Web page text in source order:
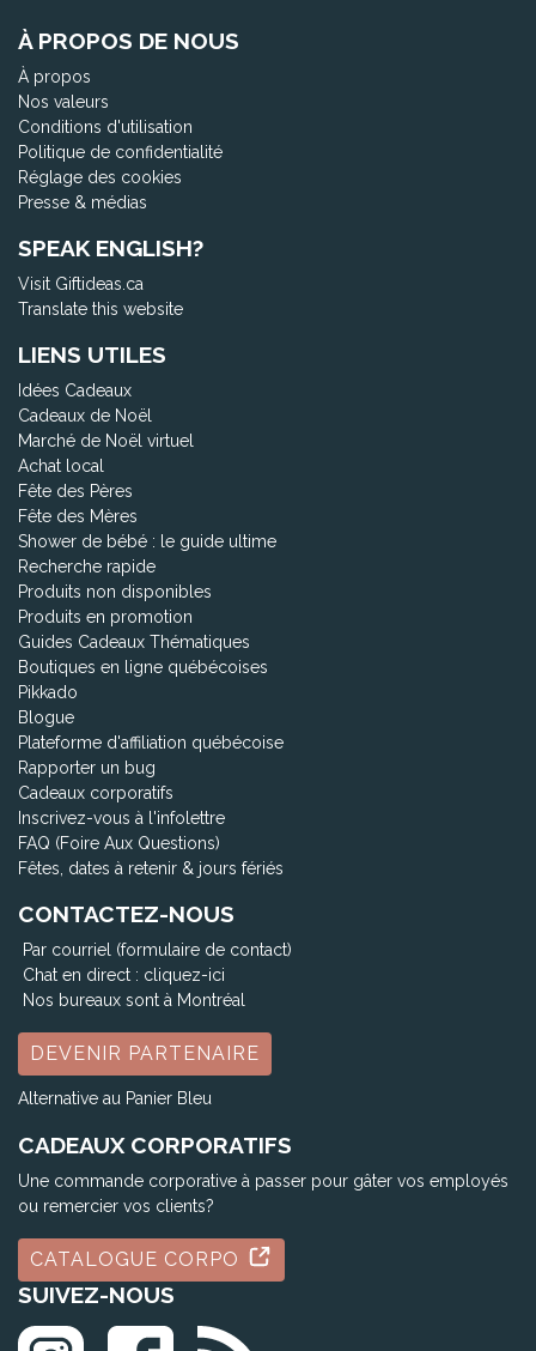
À PROPOS DE NOUS
À propos
Nos valeurs
Conditions d'utilisation
Politique de confidentialité
Réglage des cookies
Presse & médias
SPEAK ENGLISH?
Visit Giftideas.ca
Translate this website
LIENS UTILES
Idées Cadeaux
Cadeaux de Noël
Marché de Noël virtuel
Achat local
Fête des Pères
Fête des Mères
Shower de bébé : le guide ultime
Recherche rapide
Produits non disponibles
Produits en promotion
Guides Cadeaux Thématiques
Boutiques en ligne québécoises
Pikkado
Blogue
Plateforme d'affiliation québécoise
Rapporter un bug
Cadeaux corporatifs
Inscrivez-vous à l'infolettre
FAQ (Foire Aux Questions)
Fêtes, dates à retenir & jours fériés
CONTACTEZ-NOUS
Par courriel (formulaire de contact)
Chat en direct : cliquez-ici
Nos bureaux sont à Montréal
DEVENIR PARTENAIRE
Alternative au Panier Bleu
CADEAUX CORPORATIFS
Une commande corporative à passer pour gâter vos employés
ou remercier vos clients?
CATALOGUE CORPO
SUIVEZ-NOUS